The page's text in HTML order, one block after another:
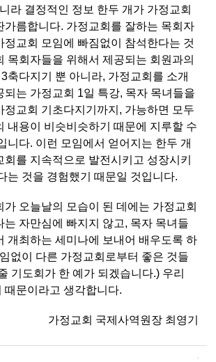
라 결정적인 정보 한두 개가 가정교회
가름합니다. 가정교회를 잘하는 목회자
정교회 모임에 빠짐없이 참석한다는 것
목회자들을 위해서 제공되는 회원과의
축다지기 뿐 아니라, 가정교회를 소개
되는 가정교회 1일 특강, 목자 목녀들을
정교회 기초다지기까지, 가능하면 모두
내용이 비슷비슷하기 때문에 지루할 수
니다. 이런 모임에서 얻어지는 한두 개
회를 지속적으로 발전시키고 성장시키
는 것을 경험했기 때문일 것입니다.
가 오늘날의 모습이 된 데에는 가정교회
는 자만심에 빠지지 않고, 목자 목녀들
개최하는 세미나에 보내어 배우도록 하
없이 다른 가정교회로부터 좋은 것들
기도회가 한 예가 되겠습니다.) 우리
때문이라고 생각합니다.
가정교회 국제사역원장 최영기